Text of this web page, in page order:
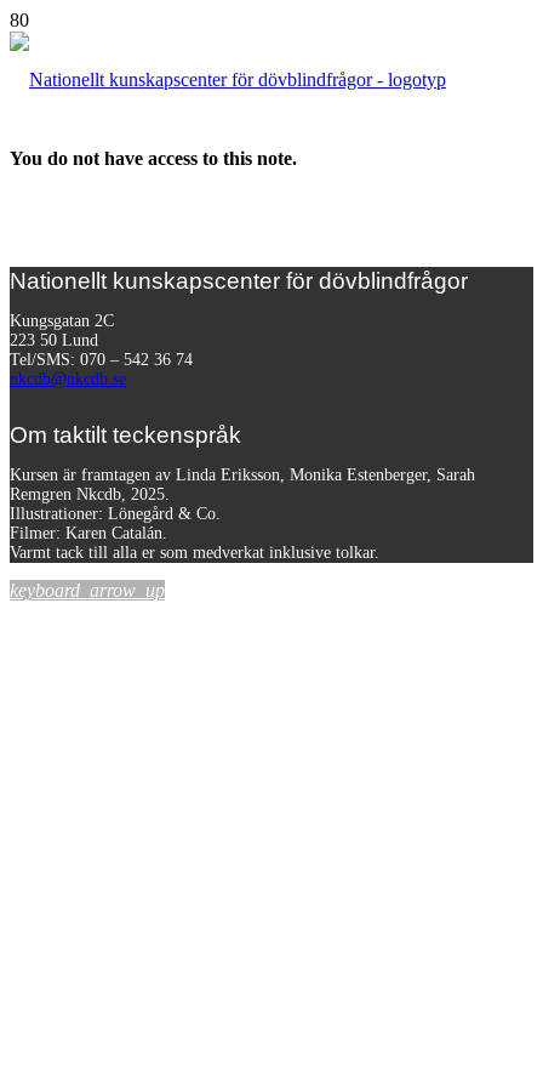
You do not have access to this note.
Nationellt kunskapscenter för dövblindfrågor
Kungsgatan 2C
223 50 Lund
Tel/SMS: 070 – 542 36 74
nkcdb@nkcdb.se
Om taktilt teckenspråk
Kursen är framtagen av Linda Eriksson, Monika Estenberger, Sarah
Remgren Nkcdb, 2025.
Illustrationer: Lönegård & Co.
Filmer: Karen Catalán.
Varmt tack till alla er som medverkat inklusive tolkar.
keyboard_arrow_up